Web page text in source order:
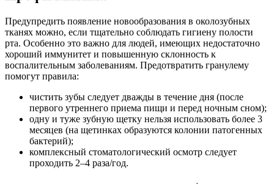
Предупредить появление новообразования в околозубных
тканях можно, если тщательно соблюдать гигиену полости
рта. Особенно это важно для людей, имеющих недостаточно
хороший иммунитет и повышенную склонность к
воспалительным заболеваниям. Предотвратить гранулему
помогут правила:
чистить зубы следует дважды в течение дня (после
первого утреннего приема пищи и перед ночным сном);
одну и туже зубную щетку нельзя использовать более 3
месяцев (на щетинках образуются колонии патогенных
бактерий);
комплексный стоматологический осмотр следует
проходить 2–4 раза/год.